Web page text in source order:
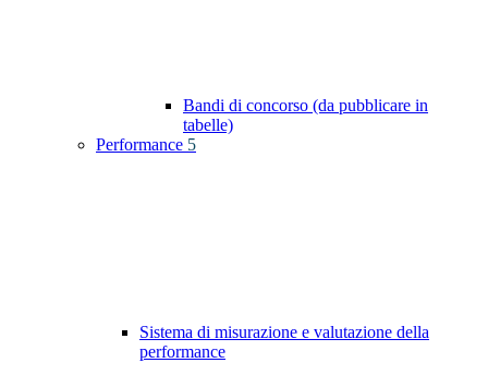
Bandi di concorso (da pubblicare in
tabelle)
Performance 5
Sistema di misurazione e valutazione della
performance